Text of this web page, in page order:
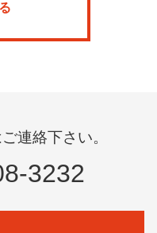
Onlineshop
連絡下さい。
3232